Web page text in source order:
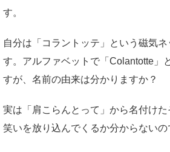
す。
自分は「コラントッテ」という磁気
す。アルファベットで「Colantotte」
すが、名前の由来は分かりますか？
実は「肩こらんとって」から名付け
笑いを放り込んでくるか分からないの